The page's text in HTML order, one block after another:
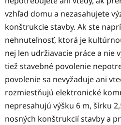
vzhľad domu a nezasahujete
konštrukcie stavby. Ak ste
nehnuteľnosť, ktorá je
nej len udržiavacie práce a nie
tiež stavebné povolenie
povolenie sa nevyžaduje ani
rozmiestňujú elektronické
nepresahujú výšku 6 m, šírku
nosných konštrukcií stavby a